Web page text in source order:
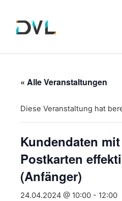
« Alle Veranstaltungen
Diese Veranstaltung hat
Kundendaten
Postkarten
(Anfänger)
24.04.2024 @ 10:00 - 12:00